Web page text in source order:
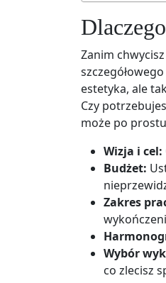
Zanim
estetyka, ale
Czy
może po
Wizja i cel:
Budżet:
Zakres
Wybór
co zlecisz